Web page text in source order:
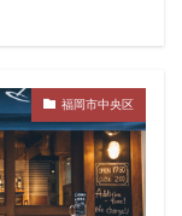
福岡市中央区